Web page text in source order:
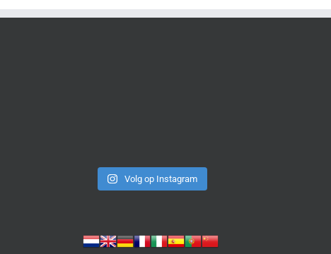
Volg op Instagram